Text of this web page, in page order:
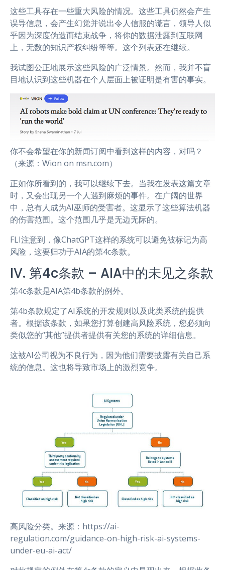
这些工具存在一些重大风险的情况。这些工具仍然会产生
误导信息，会产生幻觉并说出令人信服的谎言，领导人似
乎因为深度伪造而结束战争，将你的数据泄露到互联网
上，无数的知识产权纠纷等等。这个列表还在继续。
我试图公正地展示这些风险的广泛情景。然而，我并不盲
目地认识到这些机器在个人层面上被证明是有害的事实。
你不会希望在你的新闻订阅中看到这样的内容，对吗？
（来源：Wion on msn.com）
正如你所看到的，我可以继续下去。当我在发表这篇文章
时，又会出现另一个人遇到麻烦的事件。在广阔的世界
中，总有人成为AI巫师的受害者。这显示了这些算法机器
的伤害范围。这个范围几乎是无边无际的。
FLI注意到，像ChatGPT这样的系统可以避免被标记为高
风险，这要归功于AIA的第4c条款。
IV. 第4c条款 – AIA中的未见之条款
第4c条款是AIA第4b条款的例外。
第4b条款规定了AI系统的开发规则以及此类系统的提供
者。根据该条款，如果您打算创建高风险系统，您必须向
类似您的“其他”提供者提供有关您的系统的详细信息。
这被AI公司视为不良行为，因为他们需要披露有关自己系
统的信息。这也将导致市场上的激烈竞争。
高风险分类。来源：https://ai-
regulation.com/guidance-on-high-risk-ai-systems-
under-eu-ai-act/